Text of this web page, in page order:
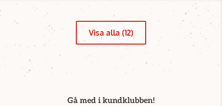
Visa alla (12)
Gå med i kundklubben!